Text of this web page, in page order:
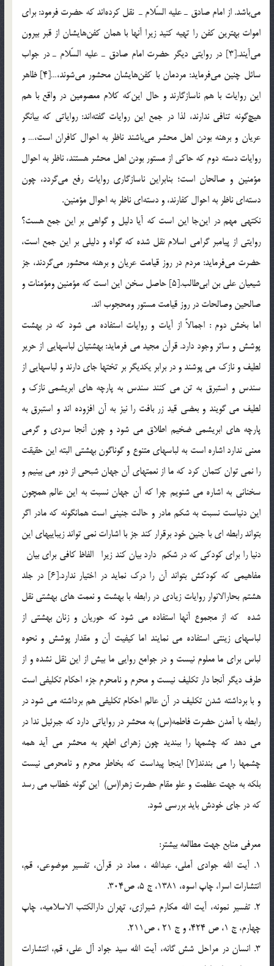
مي‌باشد. از امام صادق ـ عليه السّلام ـ نقل كرده‌اند كه حضرت فرمود: براي
اموات بهترين كفن را تهيه كنيد زيرا آنها با همان كفن‌هايشان از قبر بيرون
مي‌آيند.[3] در روايتي ديگر حضرت امام صادق ـ عليه السّلام ـ در جواب
سائل چنين مي‌فرمايد: مردمان با كفن‌هايشان محشور مي‌شوند،…[4] ظاهر
اين روايات با هم ناسازگارند و حال اين‌كه كلام معصومين در واقع با هم
هيچ‌گونه تنافي ندارند، لذا در جمع اين روايات گفته‌اند: رواياتي كه بيانگر
عريان و برهنه بودن اهل محشر مي‌باشند ناظر به احوال كافران است،… و
روايات دسته دوم كه حاكي از مستور بودن اهل محشر هستند، ناظر به احوال
مؤمنين و صالحان است؛ بنابراين ناسازگاري روايات رفع مي‌گردد، چون
دسته‌اي ناظر به احوال كفارند، و دسته‌اي ناظر به احوال مؤمنين.
نكته­ي مهم در اين‌جا اين است كه آيا دليل و گواهي بر اين جمع هست؟
روايتي از پيامبر گرامي اسلام نقل شده كه گواه و دليلي بر اين جمع است،
حضرت مي‌فرمايد: مردم در روز قيامت عريان و برهنه محشور مي‌گردند، جز
شيعيان علي بن ابي‌طالب.[5] حاصل سخن اين است كه مؤمنين ومؤمنات و
صالحين وصالحات در روز قيامت مستور ومحجوب اند.
اما بخش دوم : اجمالاً از آيات و روايات استفاده مي شود که در بهشت
پوشش و ساتر وجود دارد. قرآن مجيد مي فرمايد: بهشتيان لباسهايي از حرير
لطيف و نازك مي پوشند و در برابر يكديگر بر تختها جاي دارند و لباسهايي از
سندس و استبرق به تن مي كنند سندس به پارچه هاي ابريشمي نازك و
لطيف مي گويند و بعضي قيد زر بافت را نيز به آن افزوده اند و استبرق به
پارچه هاي ابريشمي ضخيم اطلاق مي شود و چون آنجا سردي و گرمي
معني ندارد اشاره است به لباسهاي متنوع و گوناگون بهشتي البته اين حقيقت
را نمي توان كتمان كرد كه ما از نعمتهاي آن جهان شبحي از دور مي بينيم و
سخناني به اشاره مي شنويم چرا كه آن جهان نسبت به اين عالم همچون
اين دنياست نسبت به شكم مادر و حالت جنيني است همانگونه كه مادر اگر
بتواند رابطه اي با جنين خود برقرار كند جز با اشارات نمي تواند زيباييهاي اين
دنيا را براي كودكي كه در شكم دارد بيان كند زيرا الفاظ كافي براي بيان
مفاهيمي كه كودكش بتواند آن را درك نمايد در اختيار ندارد.[6] در جلد
هشتم بحارالانوار روايات زيادي در رابطه با بهشت و نعمت هاي بهشتي نقل
شده كه از مجموع آنها استفاده مي شود كه حوريان و زنان بهشتي از
لباسهاي زينتي استفاده مي نمايند اما كيفيت آن و مقدار پوشش و نحوه
لباس براي ما معلوم نيست و در جوامع روايي ما بيش از اين نقل نشده و از
طرف ديگر آنجا دار تكليف نيست و محرم و نامحرم جزء احکام تکليفي است
و با برداشته شدن تکليف در آن عالم احکام تکليفي هم برداشته مي شود در
رابطه با آمدن حضرت فاطمه(س) به محشر در رواياتي دارد كه جبرئيل ندا در
مي دهد كه چشمها را ببنديد چون زهراي اطهر به محشر مي آيد همه
چشمها را مي بندند[7] اينجا پيداست که بخاطر محرم و نامحرمي نيست
بلكه به جهت عظمت و علو مقام حضرت زهرا(س) اين گونه خطاب مي رسد
كه در جاي خودش بايد بررسي شود.
معرفي منابع جهت مطالعه بيشتر:
1. آيت الله جوادي آملي، عبدالله ، معاد در قرآن، تفسير موضوعي، قم،
انتشارات اسرا، چاپ اسوه، 1381، ج 5، ص304.
2. تفسير نمونه، آيت الله مكارم شيرازي، تهران دارالكتب الاسلاميه، چاپ
چهارم، ج 1، ص 424، و ج 21 ، ص211.
3. انسان در مراحل شش گانه، آيت الله سيد جواد آل علي، قم، انتشارات